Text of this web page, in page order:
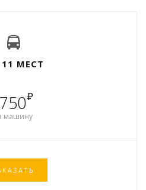
МЕСТ
₽
машину